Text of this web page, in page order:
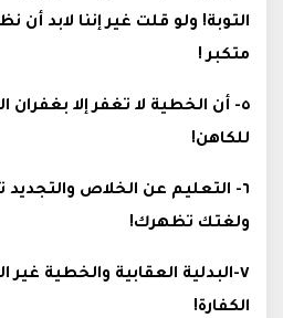
التوبة! ولو قلت غير إننا لابد
متكبر !
٥- أن الخطية لا تغفر إلا بغفران
للكاهن!
٦- التعليم عن الخلاص والتجديد
ولغتك تظهرك!
٧-البدلية العقابية والخطية
الكفارة!